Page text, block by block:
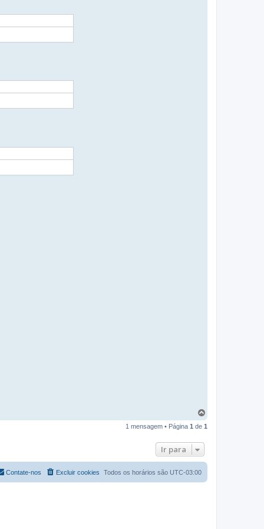
l
t
1 mensagem • Página 1 de 1
Ir para
Todos os horários são UTC-03:00
Excluir cookies
Contate-nos